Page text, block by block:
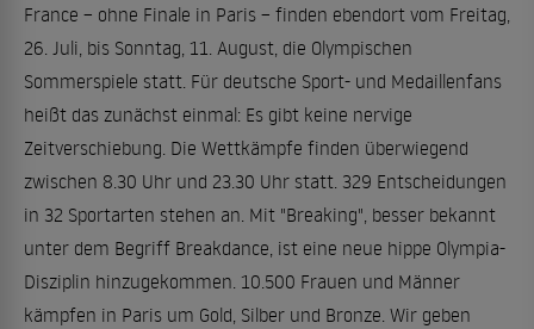
France – ohne Finale in Paris – finden ebendort vom Freitag,
26. Juli, bis Sonntag, 11. August, die Olympischen
Sommerspiele statt. Für deutsche Sport- und Medaillenfans
heißt das zunächst einmal: Es gibt keine nervige
Zeitverschiebung. Die Wettkämpfe finden überwiegend
zwischen 8.30 Uhr und 23.30 Uhr statt. 329 Entscheidungen
in 32 Sportarten stehen an. Mit "Breaking", besser bekannt
unter dem Begriff Breakdance, ist eine neue hippe Olympia-
Disziplin hinzugekommen. 10.500 Frauen und Männer
kämpfen in Paris um Gold, Silber und Bronze. Wir geben